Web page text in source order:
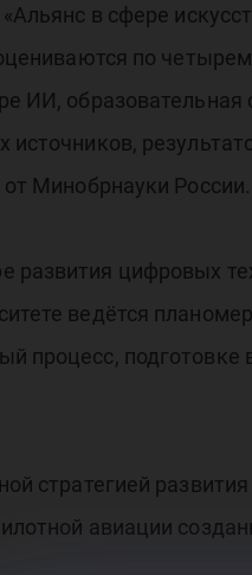
в сфере
по
ИИ,
Минобрнауки России.
развития цифровых
ведётся
процесс,
стратегией
авиации